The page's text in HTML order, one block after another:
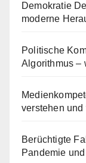
Demokratie
moderne
Politische
Algorithmus –
verstehen
Berüchtigte
Pandemie